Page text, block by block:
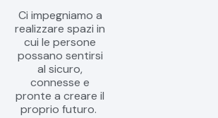
Ci impegniamo a
realizzare spazi in
cui le persone
possano sentirsi
al sicuro,
connesse e
pronte a creare il
proprio futuro.